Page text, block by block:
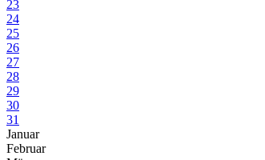
23
24
25
26
27
28
29
30
31
Januar
Februar